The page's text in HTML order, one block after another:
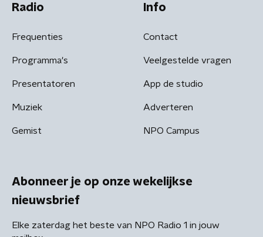
Radio
Frequenties
Programma's
Presentatoren
Muziek
Gemist
Info
Contact
Veelgestelde vragen
App de studio
Adverteren
NPO Campus
Abonneer je op onze wekelijkse
nieuwsbrief
Elke zaterdag het beste van NPO Radio 1 in jouw